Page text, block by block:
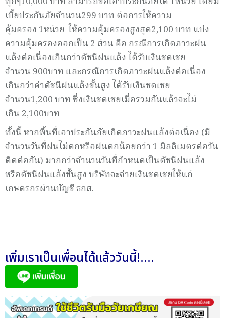
เบี้ยประกันภัยจำนวน299 บาท ต่อการให้ความ
คุ้มครอง 1หน่วย ให้ความคุ้มครองสูงสุด2,100 บาท แบ่ง
ความคุ้มครองออกเป็น 2 ส่วน คือ กรณีการเกิดภาวะฝน
แล้งต่อเนื่องเกินกว่าดัชนีฝนแล้ง ได้รับเงินชดเชย
จำนวน 900บาท และกรณีการเกิดภาวะฝนแล้งต่อเนื่อง
เกินกว่าค่าดัชนีฝนแล้งขั้นสูง ได้รับเงินชดเชย
จำนวน1,200 บาท ซึ่งเงินชดเชยเมื่อรวมกันแล้วจะไม่
เกิน 2,100บาท
ทั้งนี้ หากพื้นที่เอาประกันภัยเกิดภาวะฝนแล้งต่อเนื่อง (มี
จำนวนวันที่ฝนไม่ตกหรือฝนตกน้อยกว่า 1 มิลลิเมตรต่อวัน
ติดต่อกัน) มากกว่าจำนวนวันที่กำหนดเป็นดัชนีฝนแล้ง
หรือดัชนีฝนแล้งขั้นสูง บริษัทจะจ่ายเงินชดเชยให้แก่
เกษตรกรผ่านบัญชี ธกส.
เพิ่มเราเป็นเพื่อนได้แล้ววันนี้!....